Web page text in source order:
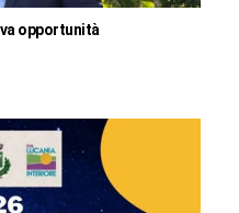
opportunità